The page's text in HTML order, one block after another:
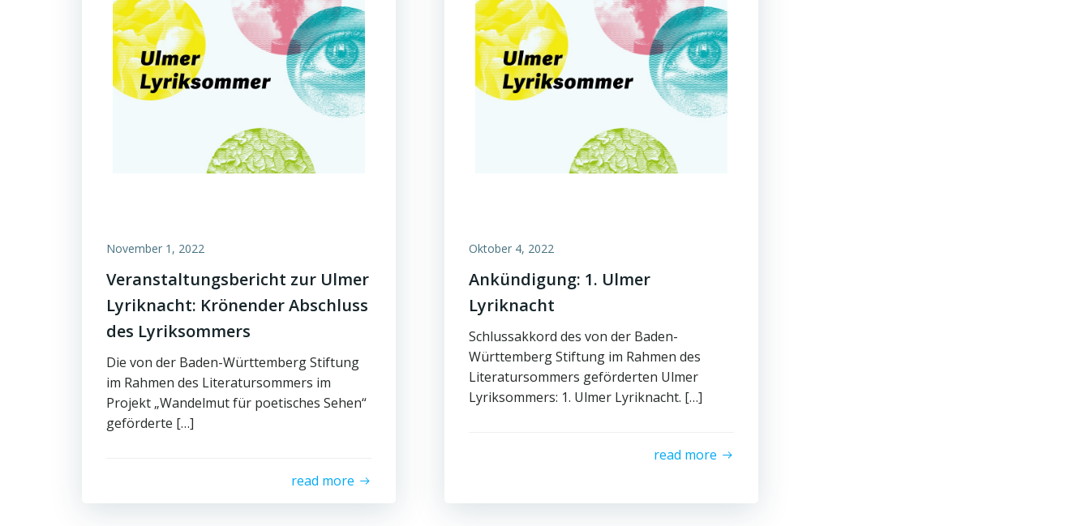
November 1, 2022
Veranstaltungsbericht zur Ulmer
Lyriknacht: Krönender Abschluss
des Lyriksommers
Die von der Baden-Württemberg Stiftung
im Rahmen des Literatursommers im
Projekt „Wandelmut für poetisches Sehen“
geförderte […]
read more
Oktober 4, 2022
Ankündigung: 1. Ulmer
Lyriknacht
Schlussakkord des von der Baden-
Württemberg Stiftung im Rahmen des
Literatursommers geförderten Ulmer
Lyriksommers: 1. Ulmer Lyriknacht. […]
read more